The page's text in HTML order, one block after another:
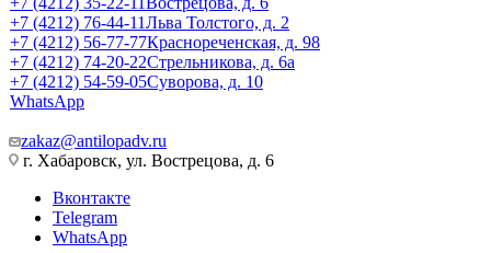
+7 (4212) 76-44-11Льва Толстого, д. 2
+7 (4212) 56-77-77Краснореченская, д. 98
+7 (4212) 74-20-22Стрельникова, д. 6а
+7 (4212) 54-59-05Суворова, д. 10
WhatsApp
zakaz@antilopadv.ru
г. Хабаровск, ул. Вострецова, д. 6
Вконтакте
Telegram
WhatsApp